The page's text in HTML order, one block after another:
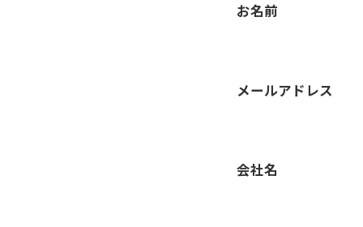
お名前
メールアドレス
会社名